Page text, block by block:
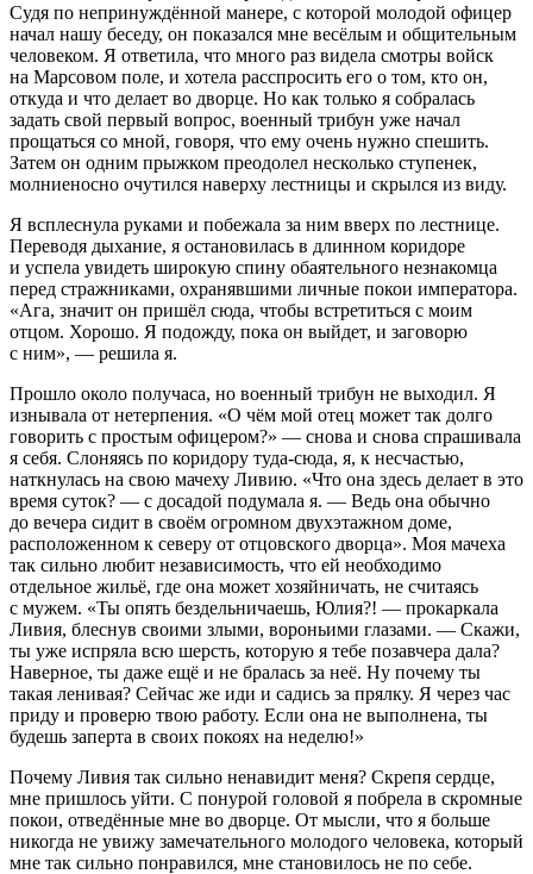
Судя по непринуждённой манере, с которой молодой офицер
начал нашу беседу, он показался мне весёлым и общительным
человеком. Я ответила, что много раз видела смотры войск
на Марсовом поле, и хотела расспросить его о том, кто он,
откуда и что делает во дворце. Но как только я собралась
задать свой первый вопрос, военный трибун уже начал
прощаться со мной, говоря, что ему очень нужно спешить.
Затем он одним прыжком преодолел несколько ступенек,
молниеносно очутился наверху лестницы и скрылся из виду.
Я всплеснула руками и побежала за ним вверх по лестнице.
Переводя дыхание, я остановилась в длинном коридоре
и успела увидеть широкую спину обаятельного незнакомца
перед стражниками, охранявшими личные покои императора.
«Ага, значит он пришёл сюда, чтобы встретиться с моим
отцом. Хорошо. Я подожду, пока он выйдет, и заговорю
с ним», — решила я.
Прошло около получаса, но военный трибун не выходил. Я
изнывала от нетерпения. «О чём мой отец может так долго
говорить с простым офицером?» — снова и снова спрашивала
я себя. Слоняясь по коридору туда-сюда, я, к несчастью,
наткнулась на свою мачеху Ливию. «Что она здесь делает в это
время суток? — с досадой подумала я. — Ведь она обычно
до вечера сидит в своём огромном двухэтажном доме,
расположенном к северу от отцовского дворца». Моя мачеха
так сильно любит независимость, что ей необходимо
отдельное жильё, где она может хозяйничать, не считаясь
с мужем. «Ты опять бездельничаешь, Юлия?! — прокаркала
Ливия, блеснув своими злыми, вороньими глазами. — Скажи,
ты уже испряла всю шерсть, которую я тебе позавчера дала?
Наверное, ты даже ещё и не бралась за неё. Ну почему ты
такая ленивая? Сейчас же иди и садись за прялку. Я через час
приду и проверю твою работу. Если она не выполнена, ты
будешь заперта в своих покоях на неделю!»
Почему Ливия так сильно ненавидит меня? Скрепя сердце,
мне пришлось уйти. С понурой головой я побрела в скромные
покои, отведённые мне во дворце. От мысли, что я больше
никогда не увижу замечательного молодого человека, который
мне так сильно понравился, мне становилось не по себе.